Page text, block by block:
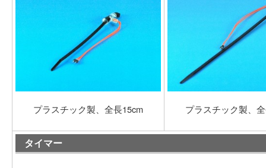
プラスチック製、全長15cm プラスチック製、
タイマー